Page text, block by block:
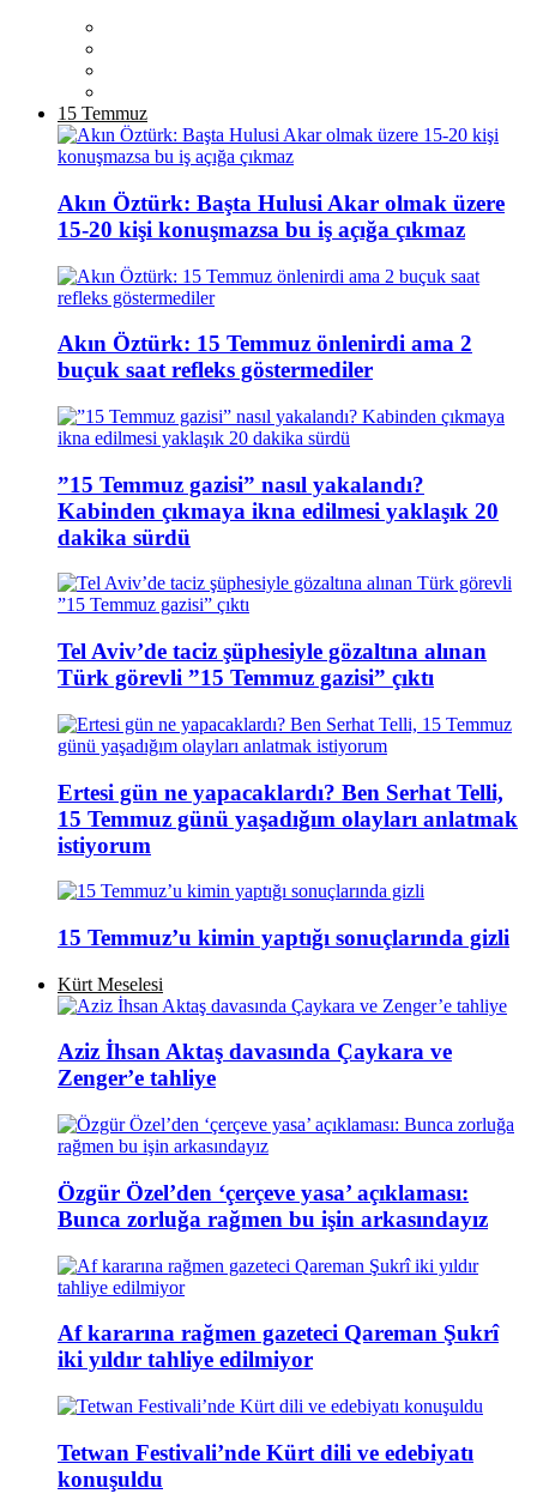
15 Temmuz
Akın Öztürk: Başta Hulusi Akar olmak üzere
15-20 kişi konuşmazsa bu iş açığa çıkmaz
Akın Öztürk: 15 Temmuz önlenirdi ama 2
buçuk saat refleks göstermediler
”15 Temmuz gazisi” nasıl yakalandı?
Kabinden çıkmaya ikna edilmesi yaklaşık 20
dakika sürdü
Tel Aviv’de taciz şüphesiyle gözaltına alınan
Türk görevli ”15 Temmuz gazisi” çıktı
Ertesi gün ne yapacaklardı? Ben Serhat Telli,
15 Temmuz günü yaşadığım olayları anlatmak
istiyorum
15 Temmuz’u kimin yaptığı sonuçlarında gizli
Kürt Meselesi
Aziz İhsan Aktaş davasında Çaykara ve
Zenger’e tahliye
Özgür Özel’den ‘çerçeve yasa’ açıklaması:
Bunca zorluğa rağmen bu işin arkasındayız
Af kararına rağmen gazeteci Qareman Şukrî
iki yıldır tahliye edilmiyor
Tetwan Festivali’nde Kürt dili ve edebiyatı
konuşuldu